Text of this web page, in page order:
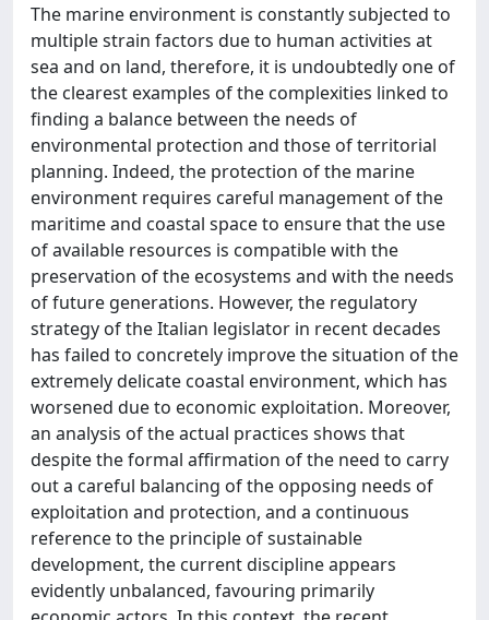
The marine environment is constantly subjected to
multiple strain factors due to human activities at
sea and on land, therefore, it is undoubtedly one of
the clearest examples of the complexities linked to
finding a balance between the needs of
environmental protection and those of territorial
planning. Indeed, the protection of the marine
environment requires careful management of the
maritime and coastal space to ensure that the use
of available resources is compatible with the
preservation of the ecosystems and with the needs
of future generations. However, the regulatory
strategy of the Italian legislator in recent decades
has failed to concretely improve the situation of the
extremely delicate coastal environment, which has
worsened due to economic exploitation. Moreover,
an analysis of the actual practices shows that
despite the formal affirmation of the need to carry
out a careful balancing of the opposing needs of
exploitation and protection, and a continuous
reference to the principle of sustainable
development, the current discipline appears
evidently unbalanced, favouring primarily